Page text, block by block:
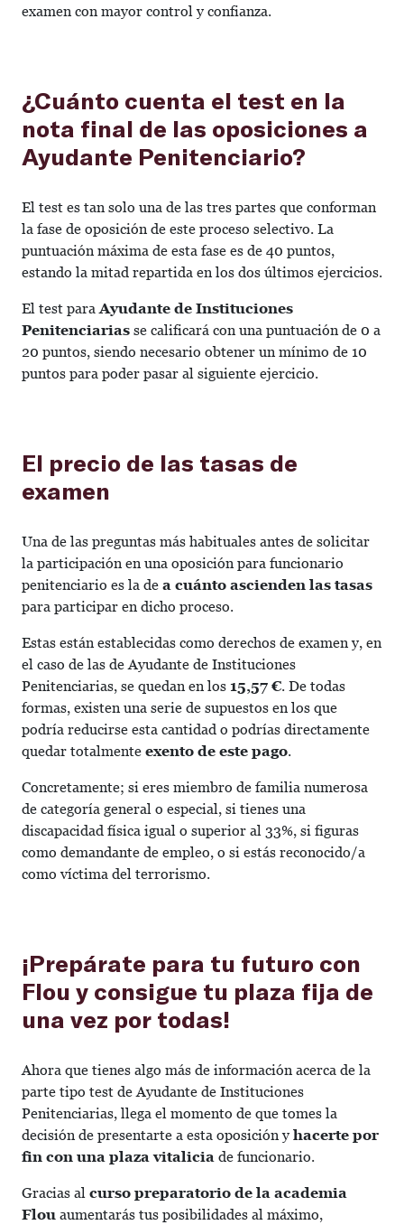
examen con mayor control y confianza.
¿Cuánto cuenta el test en la
nota final de las oposiciones a
Ayudante Penitenciario?
El test es tan solo una de las tres partes que conforman
la fase de oposición de este proceso selectivo. La
puntuación máxima de esta fase es de 40 puntos,
estando la mitad repartida en los dos últimos ejercicios.
El test para Ayudante de Instituciones
Penitenciarias se calificará con una puntuación de 0 a
20 puntos, siendo necesario obtener un mínimo de 10
puntos para poder pasar al siguiente ejercicio.
El precio de las tasas de
examen
Una de las preguntas más habituales antes de solicitar
la participación en una oposición para funcionario
penitenciario es la de a cuánto ascienden las tasas
para participar en dicho proceso.
Estas están establecidas como derechos de examen y, en
el caso de las de Ayudante de Instituciones
Penitenciarias, se quedan en los 15,57 €. De todas
formas, existen una serie de supuestos en los que
podría reducirse esta cantidad o podrías directamente
quedar totalmente exento de este pago.
Concretamente; si eres miembro de familia numerosa
de categoría general o especial, si tienes una
discapacidad física igual o superior al 33%, si figuras
como demandante de empleo, o si estás reconocido/a
como víctima del terrorismo.
¡Prepárate para tu futuro con
Flou y consigue tu plaza fija de
una vez por todas!
Ahora que tienes algo más de información acerca de la
parte tipo test de Ayudante de Instituciones
Penitenciarias, llega el momento de que tomes la
decisión de presentarte a esta oposición y hacerte por
fin con una plaza vitalicia de funcionario.
Gracias al curso preparatorio de la academia
Flou aumentarás tus posibilidades al máximo,